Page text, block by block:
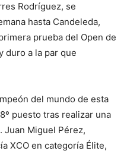
Rodríguez, se
hasta Candeleda,
prueba del Open de
duro a la par que
del mundo de esta
puesto tras realizar una
Juan Miguel Pérez,
XCO en categoría Élite,